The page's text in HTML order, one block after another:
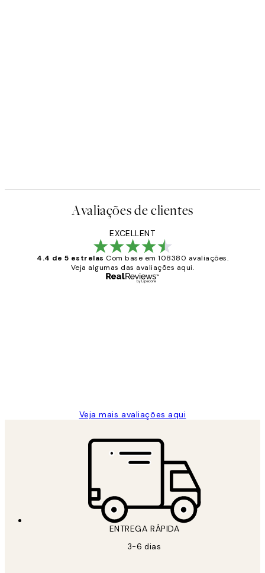
Avaliações de clientes
EXCELLENT
4.4 de 5 estrelas Com base em 108380 avaliações.
Veja algumas das avaliações aqui.
Veja mais avaliações aqui
ENTREGA RÁPIDA
3-6 dias